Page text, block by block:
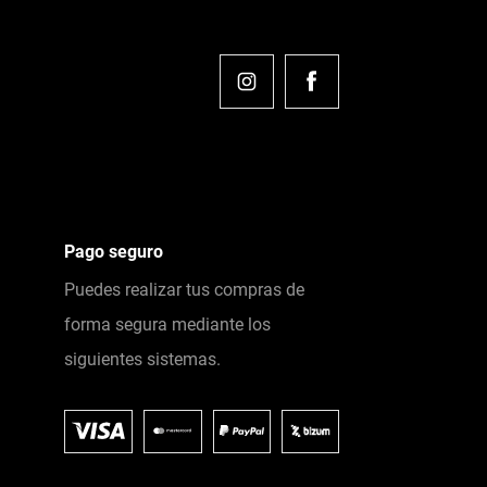
Pago seguro
Puedes realizar tus compras de
forma segura mediante los
siguientes sistemas.